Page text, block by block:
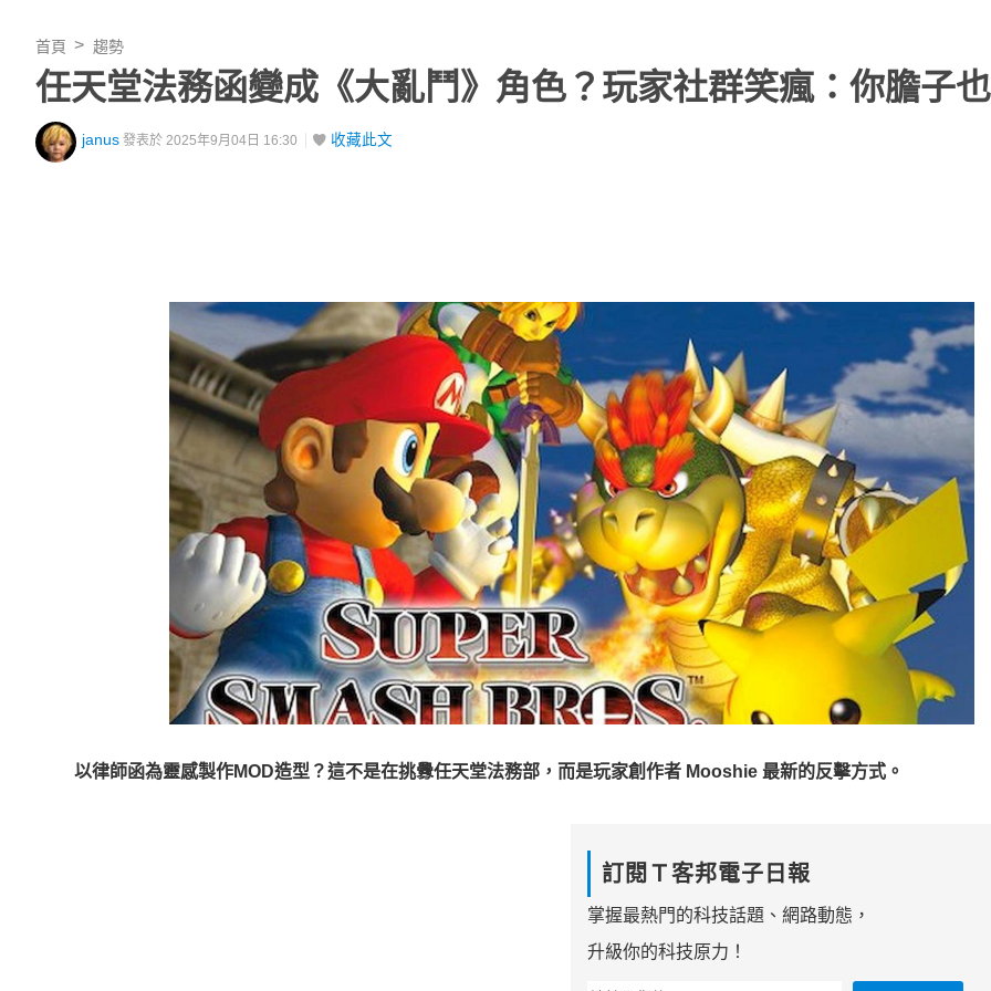
首頁 趨勢
任天堂法務函變成《大亂鬥》角色？玩家社群笑瘋：你膽子
janus 發表於 2025年9月04日 16:30 收藏此文
以律師函為靈感製作MOD造型？這不是在挑釁任天堂法務部，而是玩家創作者 Mooshie 最新的反擊方式。
訂閱Ｔ客邦電子日報
掌握最熱門的科技話題、網路動態，
升級你的科技原力！